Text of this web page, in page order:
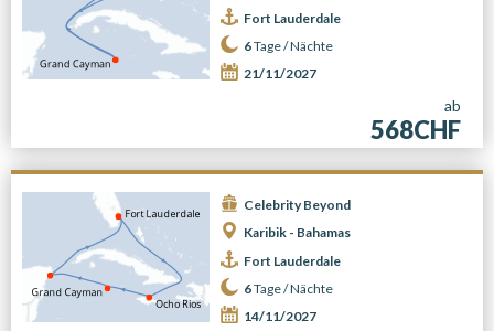
Fort Lauderdale
6Tage /Nächte
21/11/2027
ab
568CHF
Celebrity Beyond
Karibik - Bahamas
Fort Lauderdale
6Tage /Nächte
14/11/2027